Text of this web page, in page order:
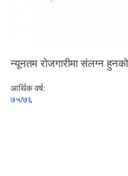
न्यूनतम रोजगारीमा संलग्न
आर्थिक वर्ष:
७५/७६